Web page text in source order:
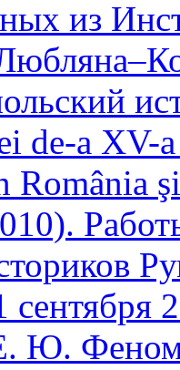
из
de-a XV-
Ю.